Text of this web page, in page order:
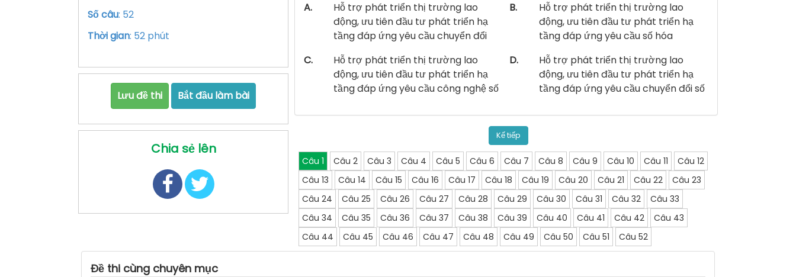
Số câu: 52
Thời gian: 52 phút
Lưu đề thi Bắt đầu làm bài
Chia sẻ lên
A.
Hỗ trợ phát triển thị trường lao
động, ưu tiên đầu tư phát triển hạ
tầng đáp ứng yêu cầu chuyển đổi
B.
Hỗ trợ phát triển thị trường lao
động, ưu tiên đầu tư phát triển hạ
tầng đáp ứng yêu cầu số hóa
C.
Hỗ trợ phát triển thị trường lao
động, ưu tiên đầu tư phát triển hạ
tầng đáp ứng yêu cầu công nghệ số
D.
Hỗ trợ phát triển thị trường lao
động, ưu tiên đầu tư phát triển hạ
tầng đáp ứng yêu cầu chuyển đổi số
Kế tiếp
Câu 1 Câu 2 Câu 3 Câu 4 Câu 5 Câu 6 Câu 7 Câu 8 Câu 9 Câu 10 Câu 11
Câu 12
Câu 13
Câu 14 Câu 15 Câu 16 Câu 17 Câu 18 Câu 19 Câu 20 Câu 21 Câu 22
Câu 23
Câu 24
Câu 25 Câu 26 Câu 27 Câu 28 Câu 29 Câu 30 Câu 31 Câu 32
Câu 33
Câu 34
Câu 35 Câu 36 Câu 37 Câu 38 Câu 39 Câu 40 Câu 41 Câu 42
Câu 43
Câu 44
Câu 45 Câu 46 Câu 47 Câu 48 Câu 49 Câu 50 Câu 51 Câu 52
Đề thi cùng chuyên mục